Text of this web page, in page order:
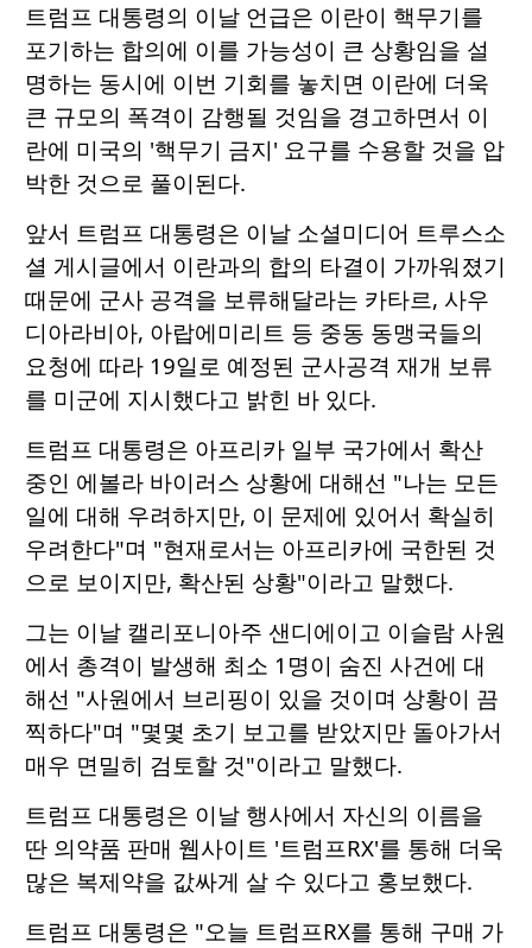
트럼프 대통령의 이날 언급은 이란이 핵무기를
포기하는 합의에 이를 가능성이 큰 상황임을 설
명하는 동시에 이번 기회를 놓치면 이란에 더욱
큰 규모의 폭격이 감행될 것임을 경고하면서 이
란에 미국의 '핵무기 금지' 요구를 수용할 것을 압
박한 것으로 풀이된다.
앞서 트럼프 대통령은 이날 소셜미디어 트루스소
셜 게시글에서 이란과의 합의 타결이 가까워졌기
때문에 군사 공격을 보류해달라는 카타르, 사우
디아라비아, 아랍에미리트 등 중동 동맹국들의
요청에 따라 19일로 예정된 군사공격 재개 보류
를 미군에 지시했다고 밝힌 바 있다.
트럼프 대통령은 아프리카 일부 국가에서 확산
중인 에볼라 바이러스 상황에 대해선 "나는 모든
일에 대해 우려하지만, 이 문제에 있어서 확실히
우려한다"며 "현재로서는 아프리카에 국한된 것
으로 보이지만, 확산된 상황"이라고 말했다.
그는 이날 캘리포니아주 샌디에이고 이슬람 사원
에서 총격이 발생해 최소 1명이 숨진 사건에 대
해선 "사원에서 브리핑이 있을 것이며 상황이 끔
찍하다"며 "몇몇 초기 보고를 받았지만 돌아가서
매우 면밀히 검토할 것"이라고 말했다.
트럼프 대통령은 이날 행사에서 자신의 이름을
딴 의약품 판매 웹사이트 '트럼프RX'를 통해 더욱
많은 복제약을 값싸게 살 수 있다고 홍보했다.
트럼프 대통령은 "오늘 트럼프RX를 통해 구매 가